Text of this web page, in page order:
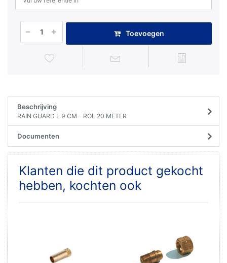
Toevoegen
Beschrijving
RAIN GUARD L 9 CM - ROL 20 METER
Documenten
Klanten die dit product gekocht
hebben, kochten ook